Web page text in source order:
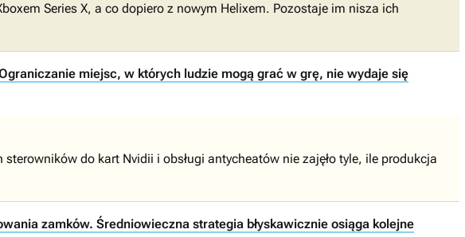
Series X, a co dopiero z nowym Helixem. Pozostaje im nisza ich
miejsc, w których ludzie mogą grać w grę, nie wydaje się
do kart Nvidii i obsługi antycheatów nie zajęło tyle, ile produkcja
zamków. Średniowieczna strategia błyskawicznie osiąga kolejne